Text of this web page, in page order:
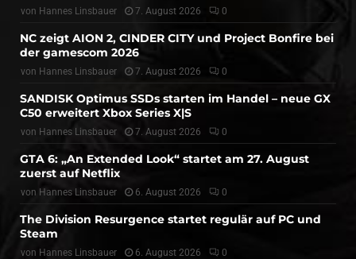
von Hannes Linsbauer 7. August 2026 0
NC zeigt AION 2, CINDER CITY und Project Bonfire bei
der gamescom 2026
von Hannes Linsbauer 7. August 2026 0
SANDISK Optimus SSDs starten im Handel – neue GX
C50 erweitert Xbox Series X|S
von Hannes Linsbauer 7. August 2026 0
GTA 6: „An Extended Look“ startet am 27. August
zuerst auf Netflix
von Hannes Linsbauer 6. August 2026 0
The Division Resurgence startet regulär auf PC und
Steam
von Hannes Linsbauer 6. August 2026 0